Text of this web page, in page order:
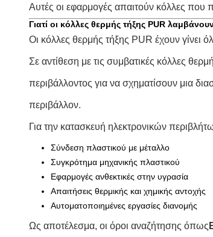
Αυτές οι εφαρμογές απαιτούν κόλλες
Γιατί οι κόλλες θερμής τήξης PUR
Οι κόλλες θερμής τήξης PUR έχουν γίνει
Σε αντίθεση με τις συμβατικές κόλλες
περιβάλλοντος για να σχηματίσουν μια
περιβάλλον.
Για την κατασκευή ηλεκτρονικών
Σύνδεση πλαστικού με μέταλλο
Συγκρότημα μηχανικής πλαστικού
Εφαρμογές ανθεκτικές στην υγρασία
Απαιτήσεις θερμικής και χημικής αντοχής
Αυτοματοποιημένες εργασίες διανομής
Ως αποτέλεσμα, οι όροι αναζήτησης όπως